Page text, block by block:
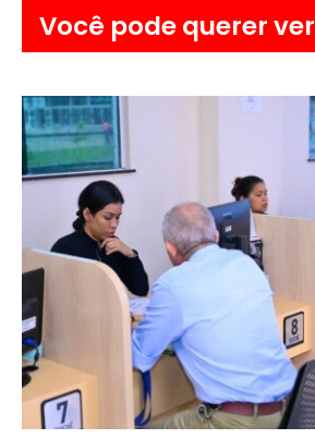
Você pode querer ver